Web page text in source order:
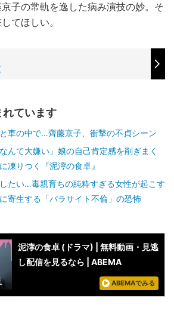
子の常軌を逸した病み演技の妙。そ
てほしい。
れています
と車の中で…齊藤京子、衝撃の不貞シーン
んて大嫌い」娘の自己肯定感を削ぎまく
凍りつく『泥濘の食卓』
たい…毒親育ちの純粋すぎる女性が起こす
寄生する「パラサイト不倫」の恐怖
泥濘の食卓 (ドラマ) | 無料動画・見逃
し配信を見るなら | ABEMA
ABEMAでみる